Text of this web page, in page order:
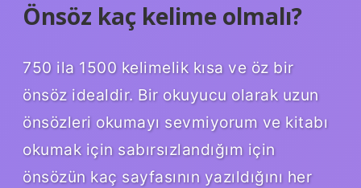
Önsöz kaç kelime olmalı?
750 ila 1500 kelimelik kısa ve öz bir
önsöz idealdir. Bir okuyucu olarak uzun
önsözleri okumayı sevmiyorum ve kitabı
okumak için sabırsızlandığım için
önsözün kaç sayfasının yazıldığını her